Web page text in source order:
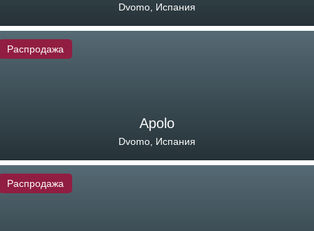
Dvomo, Испания
Apolo
Dvomo, Испания
Распродажа
Распродажа